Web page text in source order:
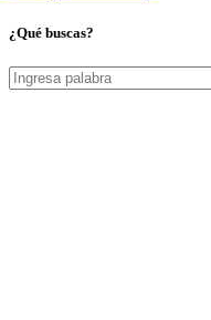
¿Qué buscas?